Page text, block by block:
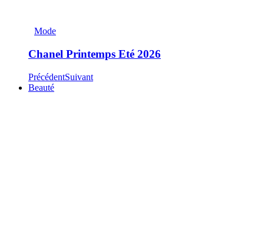
Mode
Chanel Printemps Eté 2026
PrécédentSuivant
Beauté